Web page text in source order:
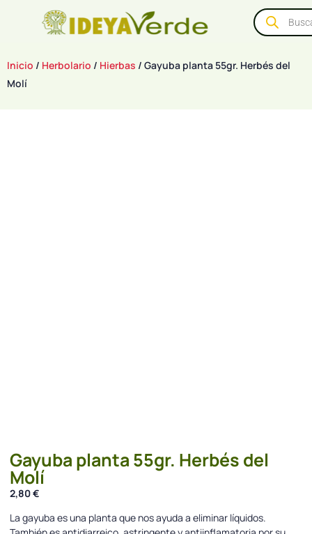
Inicio / Herbolario / Hierbas / Gayuba planta 55gr. Herbés del
Molí
Gayuba planta 55gr. Herbés del
Molí
2,80€
La gayuba es una planta que nos ayuda a eliminar líquidos.